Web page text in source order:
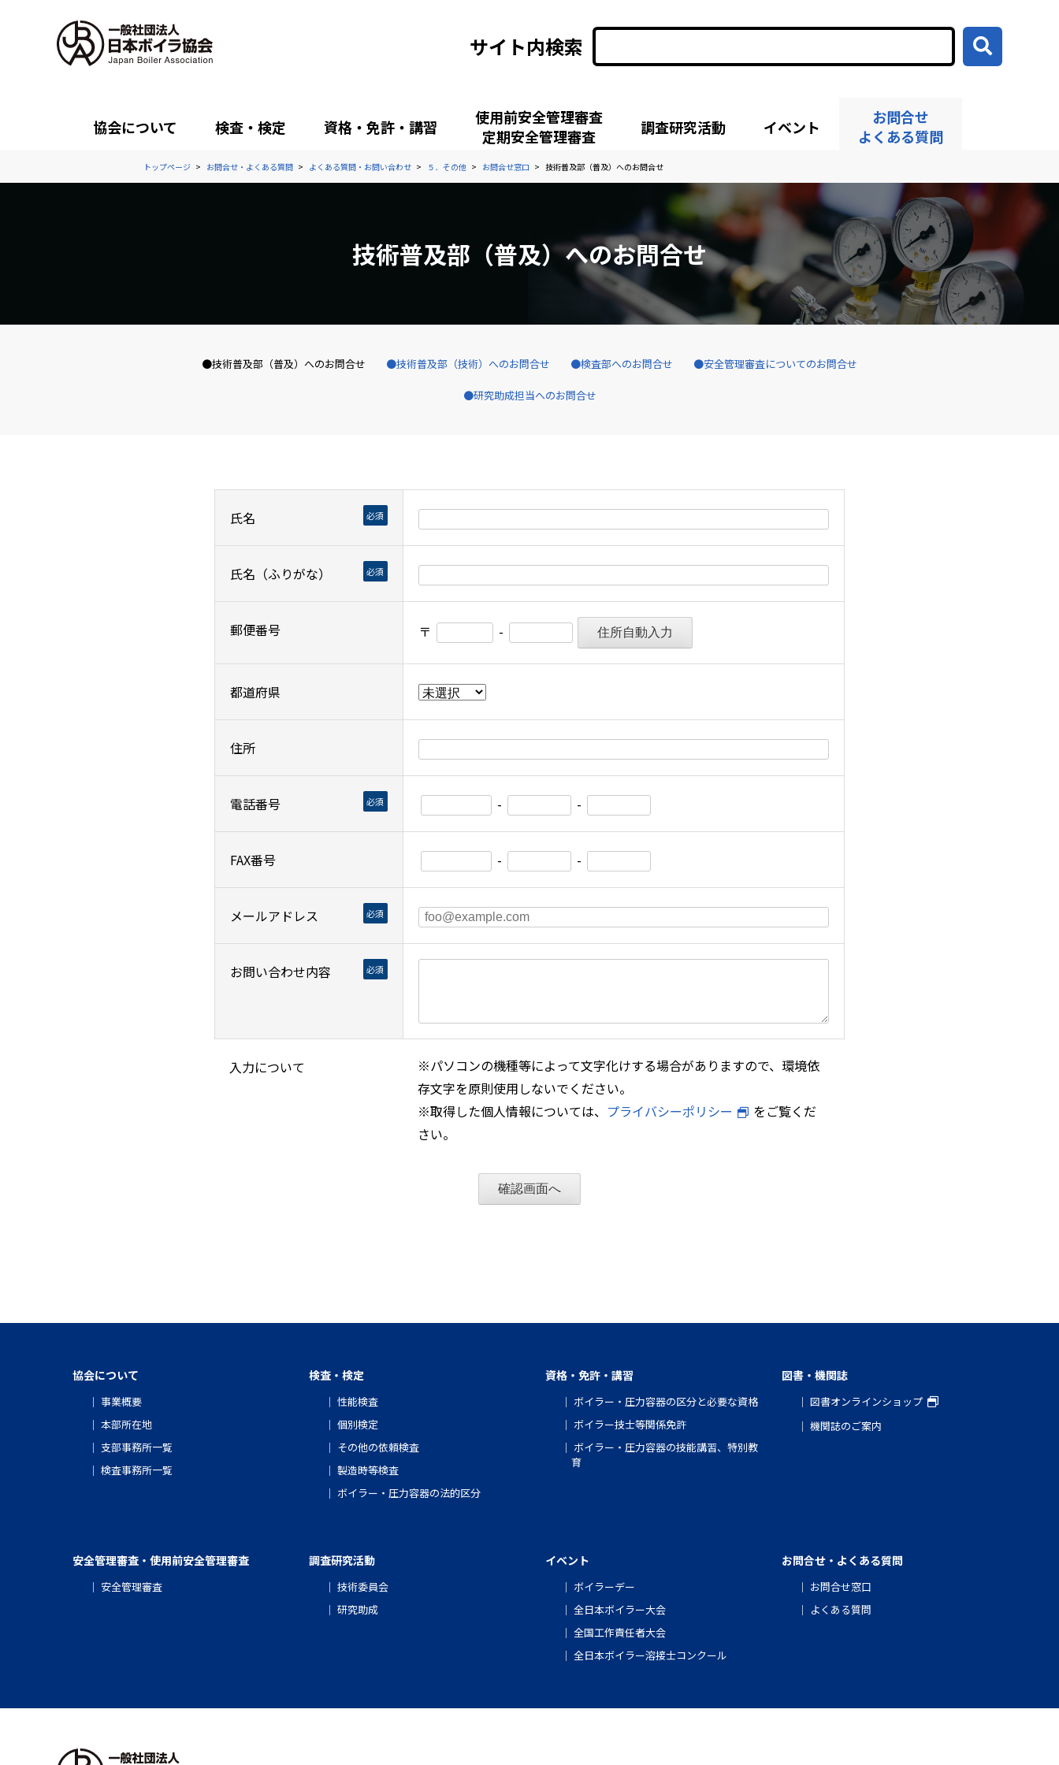
サイト内検索
協会について 検査・検定 資格・免許・講習
使用前安全管理審査
定期安全管理審査
調査研究活動 イベント
お問合せ
よくある質問
トップページ お問合せ・よくある質問 よくある質問・お問い合わせ ５．その他 お問合せ窓口 技術普及部（普及）へのお問合せ
技術普及部（普及）へのお問合せ
技術普及部（普及）へのお問合せ 技術普及部（技術）へのお問合せ 検査部へのお問合せ 安全管理審査についてのお問合せ
研究助成担当へのお問合せ
氏名 必須
氏名（ふりがな） 必須
郵便番号 〒 -
都道府県
住所
電話番号 必須 - -
FAX番号 - -
メールアドレス 必須
お問い合わせ内容 必須
入力について
※パソコンの機種等によって文字化けする場合がありますので、環境依
存文字を原則使用しないでください。
※取得した個人情報については、 プライバシーポリシー
をご覧くだ
さい。
協会について
事業概要
本部所在地
支部事務所一覧
検査事務所一覧
検査・検定
性能検査
個別検定
その他の依頼検査
製造時等検査
ボイラー・圧力容器の法的区分
資格・免許・講習
ボイラー・圧力容器の区分と必要な資格
ボイラー技士等関係免許
ボイラー・圧力容器の技能講習、特別教
育
図書・機関誌
図書オンラインショップ
機関誌のご案内
安全管理審査・使用前安全管理審査
安全管理審査
調査研究活動
技術委員会
研究助成
イベント
ボイラーデー
全日本ボイラー大会
全国工作責任者大会
全日本ボイラー溶接士コンクール
お問合せ・よくある質問
お問合せ窓口
よくある質問